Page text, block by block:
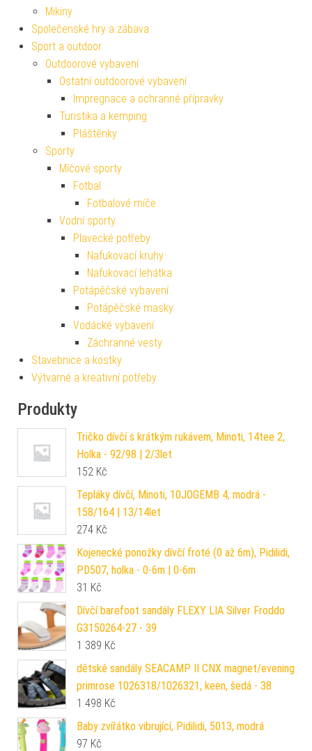
Mikiny
Společenské hry a zábava
Sport a outdoor
Outdoorové vybavení
Ostatní outdoorové vybavení
Impregnace a ochranné přípravky
Turistika a kemping
Pláštěnky
Sporty
Míčové sporty
Fotbal
Fotbalové míče
Vodní sporty
Plavecké potřeby
Nafukovací kruhy
Nafukovací lehátka
Potápěčské vybavení
Potápěčské masky
Vodácké vybavení
Záchranné vesty
Stavebnice a kostky
Výtvarné a kreativní potřeby
Produkty
Tričko dívčí s krátkým rukávem, Minoti, 14tee 2,
Holka - 92/98 | 2/3let
152 Kč
Tepláky dívčí, Minoti, 10JOGEMB 4, modrá -
158/164 | 13/14let
274 Kč
Kojenecké ponožky dívčí froté (0 až 6m), Pidilidi,
PD507, holka - 0-6m | 0-6m
31 Kč
Dívčí barefoot sandály FLEXY LIA Silver Froddo
G3150264-27 - 39
1 389 Kč
dětské sandály SEACAMP II CNX magnet/evening
primrose 1026318/1026321, keen, šedá - 38
1 498 Kč
Baby zvířátko vibrující, Pidilidi, 5013, modrá
97 Kč